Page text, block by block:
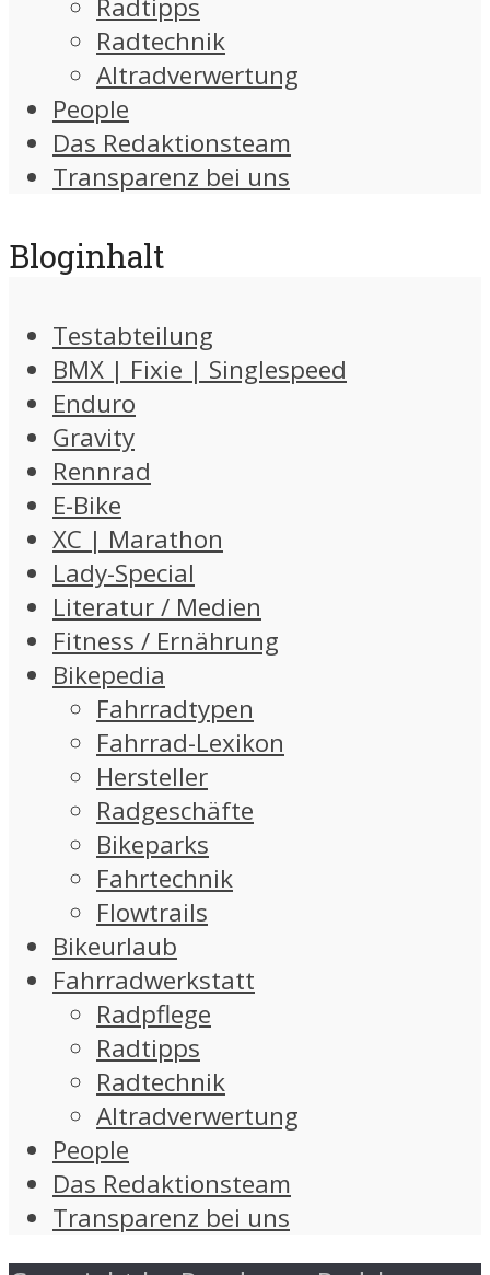
Radtechnik
Altradverwertung
People
Das Redaktionsteam
Transparenz bei uns
Bloginhalt
Testabteilung
BMX | Fixie | Singlespeed
Enduro
Gravity
Rennrad
E-Bike
XC | Marathon
Lady-Special
Literatur / Medien
Fitness / Ernährung
Bikepedia
Fahrradtypen
Fahrrad-Lexikon
Hersteller
Radgeschäfte
Bikeparks
Fahrtechnik
Flowtrails
Bikeurlaub
Fahrradwerkstatt
Radpflege
Radtipps
Radtechnik
Altradverwertung
People
Das Redaktionsteam
Transparenz bei uns